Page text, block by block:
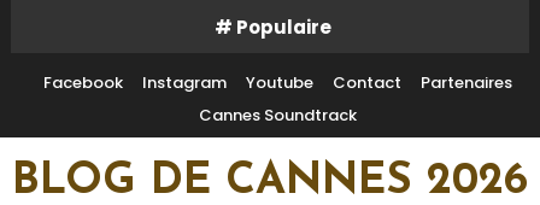
Content
# Populaire
Facebook Instagram Youtube Contact
Partenaires
Cannes Soundtrack
BLOG DE CANNES 2026